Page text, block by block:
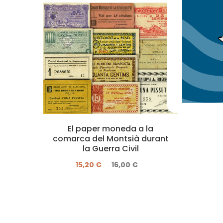
El paper moneda a la
comarca del Montsià durant
la Guerra Civil
15,20 € 16,00 €